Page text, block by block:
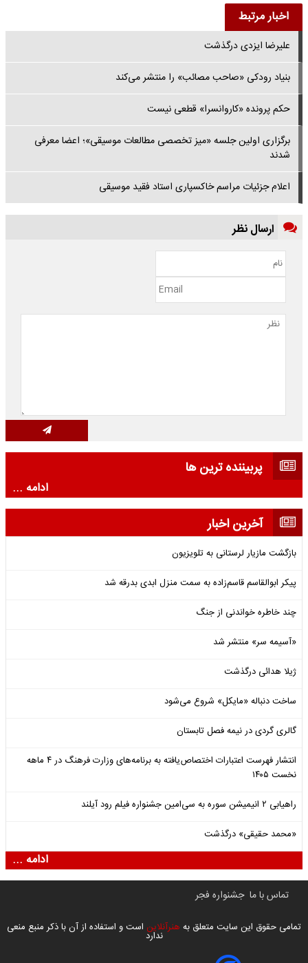
اخبار مرتبط
علیرضا ایزدی درگذشت
بنیاد رودکی «صاحب مصائب» را منتشر می‌کند
حکم پرونده «کاروانسرا» قطعی نیست
برگزاری اولین جلسه «میز تخصصی مطالعات موسیقی»؛ اعضا معرفی
شدند
اعلام جزئیات مراسم خاکسپاری استاد فقید موسیقی
ارسال نظر
پربیننده ترین ها
ادامه ...
آخرین اخبار
بازگشت مازیار لرستانی به تلویزیون
پیکر ابوالقاسم قاسم‌زاده به سمت منزل ابدی بدرقه شد
چند خاطره خواندنی از جنگ
«آسیمه سر» منتشر شد
ژیلا هدائی درگذشت
ساخت دنباله «مایکل» شروع می‌شود
گالری گردی در نیمه فصل تابستان
انتشار فهرست اعتبارات اختصاص‌یافته به برنامه‌های وزارت فرهنگ در ۴ ماهه
نخست ۱۴۰۵
راهیابی ۲ انیمیشن سوره به سی‌امین جشنواره فیلم رود آیلند
«محمد حقیقی» درگذشت
ادامه ...
تماس با ما جشنواره فجر
تمامی حقوق این سایت متعلق به هنرآنلاین است و استفاده از آن با ذکر منبع منعی
ندارد